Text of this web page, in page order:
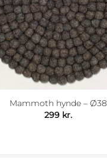
Mammoth hynde – Ø38
299 kr.